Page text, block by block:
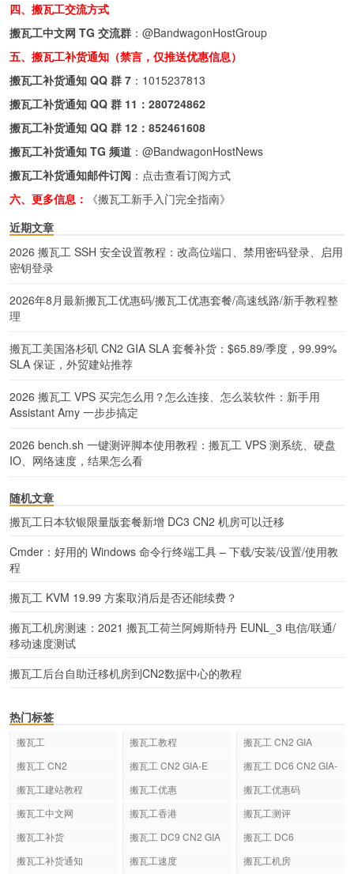
四、搬瓦工交流方式
搬瓦工中文网 TG 交流群 ： @BandwagonHostGroup
五、搬瓦工补货通知（禁言，仅推送优惠信息）
搬瓦工补货通知 QQ 群 7 ： 1015237813
搬瓦工补货通知 QQ 群 11： 280724862
搬瓦工补货通知 QQ 群 12： 852461608
搬瓦工补货通知 TG 频道 ： @BandwagonHostNews
搬瓦工补货通知邮件订阅 ： 点击查看订阅方式
六、更多信息：
《搬瓦工新手入门完全指南》
近期文章
2026 搬瓦工 SSH 安全设置教程：改高位端口、禁用密码登录、启用
密钥登录
2026年8月最新搬瓦工优惠码/搬瓦工优惠套餐/高速线路/新手教程整
理
搬瓦工美国洛杉矶 CN2 GIA SLA 套餐补货：$65.89/季度，99.99%
SLA 保证，外贸建站推荐
2026 搬瓦工 VPS 买完怎么用？怎么连接、怎么装软件：新手用
Assistant Amy 一步步搞定
2026 bench.sh 一键测评脚本使用教程：搬瓦工 VPS 测系统、硬盘
IO、网络速度，结果怎么看
随机文章
搬瓦工日本软银限量版套餐新增 DC3 CN2 机房可以迁移
Cmder：好用的 Windows 命令行终端工具 – 下载/安装/设置/使用教
程
搬瓦工 KVM 19.99 方案取消后是否还能续费？
搬瓦工机房测速：2021 搬瓦工荷兰阿姆斯特丹 EUNL_3 电信/联通/
移动速度测试
搬瓦工后台自助迁移机房到CN2数据中心的教程
热门标签
搬瓦工 搬瓦工教程
搬瓦工 CN2 GIA
搬瓦工 CN2
搬瓦工 CN2 GIA-E
搬瓦工 DC6 CN2 GIA-
搬瓦工建站教程 搬瓦工优惠
搬瓦工优惠码
搬瓦工中文网
搬瓦工香港
搬瓦工测评
搬瓦工补货
搬瓦工 DC9 CN2 GIA
搬瓦工 DC6
搬瓦工补货通知
搬瓦工速度 搬瓦工机房